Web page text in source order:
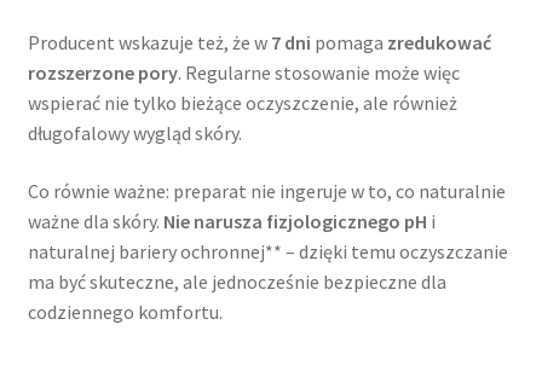
Producent wskazuje też, że w 7 dni pomaga zredukować
rozszerzone pory. Regularne stosowanie może więc
wspierać nie tylko bieżące oczyszczenie, ale również
długofalowy wygląd skóry.
Co równie ważne: preparat nie ingeruje w to, co naturalnie
ważne dla skóry. Nie narusza fizjologicznego pH i
naturalnej bariery ochronnej** – dzięki temu oczyszczanie
ma być skuteczne, ale jednocześnie bezpieczne dla
codziennego komfortu.